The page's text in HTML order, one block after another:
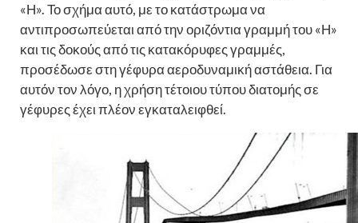
«Η». Το σχήμα αυτό, με το κατάστρωμα να
αντιπροσωπεύεται από την οριζόντια γραμμή του «Η»
και τις δοκούς από τις κατακόρυφες γραμμές,
προσέδωσε στη γέφυρα αεροδυναμική αστάθεια. Για
αυτόν τον λόγο, η χρήση τέτοιου τύπου διατομής σε
γέφυρες έχει πλέον εγκαταλειφθεί.